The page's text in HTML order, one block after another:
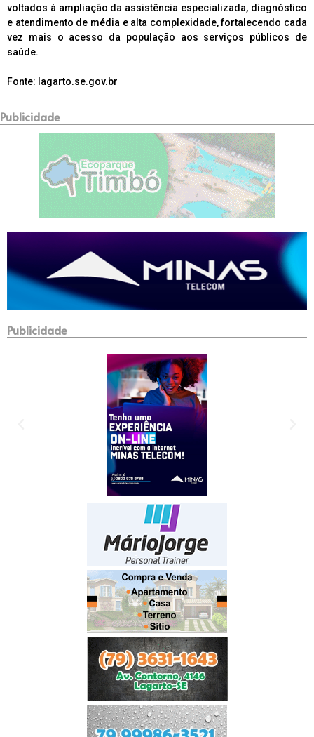
voltados à ampliação da assistência especializada, diagnóstico
e atendimento de média e alta complexidade, fortalecendo cada
vez mais o acesso da população aos serviços públicos de
saúde.
Fonte: lagarto.se.gov.br
Publicidade
Publicidade